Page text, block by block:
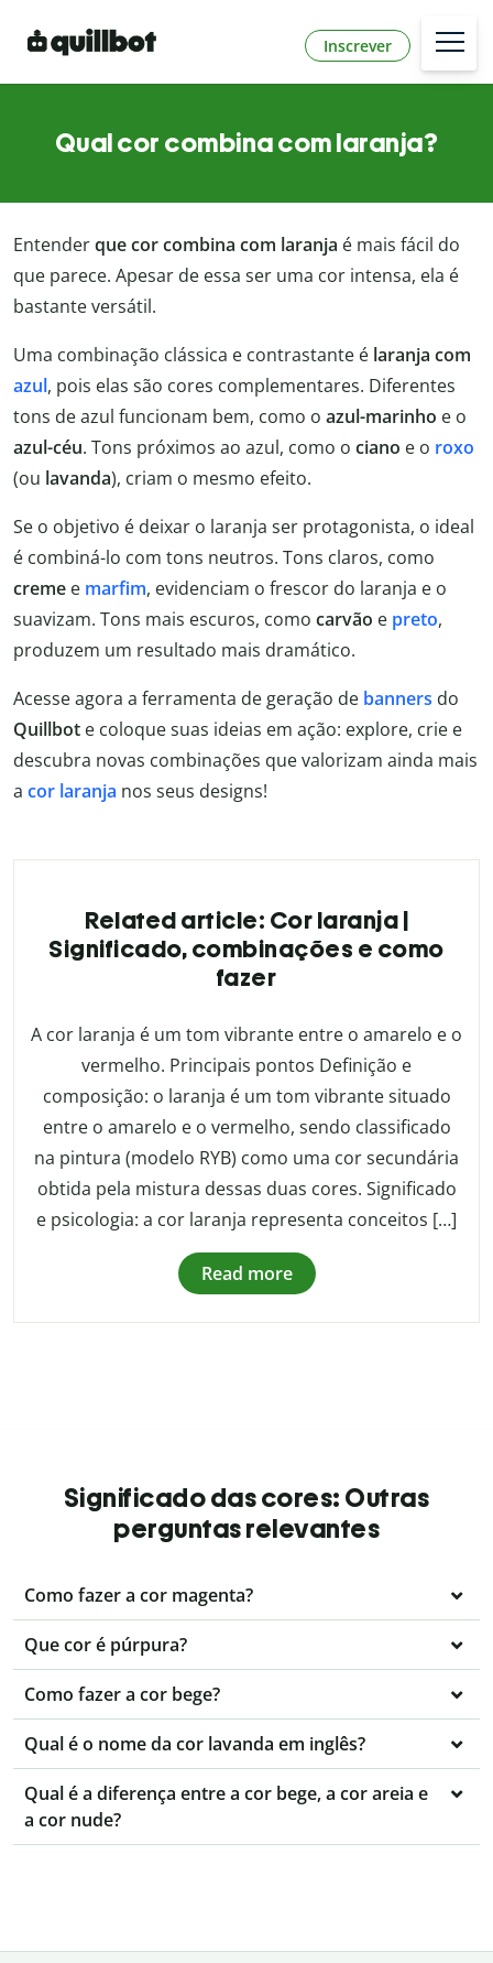
Inscrever
Qual cor combina com laranja?
Entenderque cor combina com laranja é mais fácil do
que parece. Apesar de essa ser uma cor intensa, ela é
bastante versátil.
Uma combinação clássica e contrastante é laranja com
azul, pois elas são cores complementares. Diferentes
tons de azul funcionam bem, como o azul-marinho e o
azul-céu. Tons próximos ao azul, como o ciano e o roxo
(ou lavanda), criam o mesmo efeito.
Se o objetivo é deixar o laranja ser protagonista, o ideal
é combiná-lo com tons neutros. Tons claros, como
creme e marfim, evidenciam o frescor do laranja e o
suavizam. Tons mais escuros, como carvão e preto,
produzem um resultado mais dramático.
Acesse agora a ferramenta de geração de banners do
Quillbot e coloque suas ideias em ação: explore, crie e
descubra novas combinações que valorizam ainda mais
a cor laranja nos seus designs!
Related article: Cor laranja |
Significado, combinações e como
fazer
A cor laranja é um tom vibrante entre o amarelo e o
vermelho. Principais pontos Definição e
composição: o laranja é um tom vibrante situado
entre o amarelo e o vermelho, sendo classificado
na pintura (modelo RYB) como uma cor secundária
obtida pela mistura dessas duas cores. Significado
e psicologia: a cor laranja representa conceitos […]
Read more
Significado das cores: Outras
perguntas relevantes
Como fazer a cor magenta?
Que cor é púrpura?
Como fazer a cor bege?
Qual é o nome da cor lavanda em inglês?
Qual é a diferença entre a cor bege, a cor areia e
a cor nude?